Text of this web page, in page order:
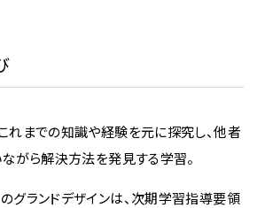
れまでの知識や経験を元に探究し、他者
ながら解決方法を発見する学習。
グランドデザインは、次期学習指導要領